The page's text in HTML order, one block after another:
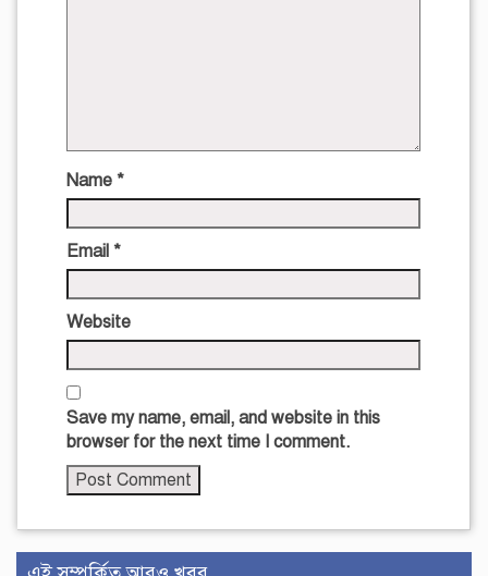
Name *
Email *
Website
Save my name, email, and website in this
browser for the next time I comment.